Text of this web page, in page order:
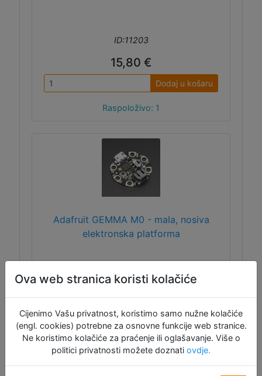
ID:11203
15,80 €
Dodaj u košaru
Raspoloživo: 1
Adafruit GEMMA M0 - mala, nosiva
elektronska platforma
Gemma M0 je malena mikrokontrolerska
pločica namjenjena za nosive projekte
(werables). Za razliku od Gemme V2 koja je
bazirana na ATtiny85 čipu, M0 je izgrađena
oko puno moćnijeg ATSAMD21E18
procesora i dolazi s instaliranim
CircuitPython-om.
Ova web stranica koristi kolačiće
Cijenimo Vašu privatnost, koristimo samo nužne kolačiće
(engl. cookies) potrebne za osnovne funkcije web stranice.
Ne koristimo kolačiće za praćenje ili oglašavanje. Više o
politici privatnosti možete doznati ovdje.